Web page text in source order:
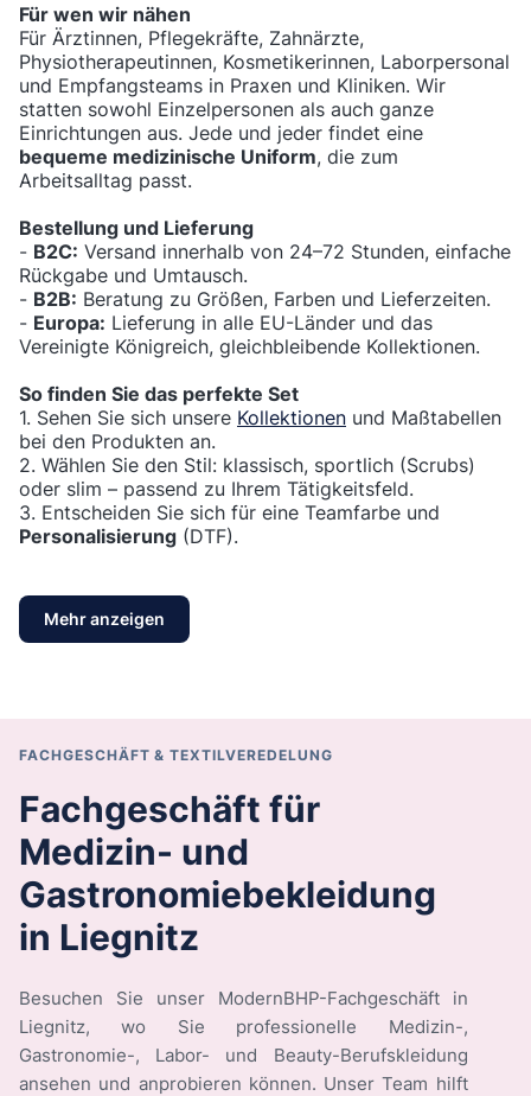
Für wen wir nähen
Für Ärztinnen, Pflegekräfte, Zahnärzte,
Physiotherapeutinnen, Kosmetikerinnen, Laborpersonal
und Empfangsteams in Praxen und Kliniken. Wir
statten sowohl Einzelpersonen als auch ganze
Einrichtungen aus. Jede und jeder findet eine
bequeme medizinische Uniform, die zum
Arbeitsalltag passt.
Bestellung und Lieferung
- B2C: Versand innerhalb von 24–72 Stunden, einfache
Rückgabe und Umtausch.
- B2B: Beratung zu Größen, Farben und Lieferzeiten.
- Europa: Lieferung in alle EU-Länder und das
Vereinigte Königreich, gleichbleibende Kollektionen.
So finden Sie das perfekte Set
1. Sehen Sie sich unsere Kollektionen und Maßtabellen
bei den Produkten an.
2. Wählen Sie den Stil: klassisch, sportlich (Scrubs)
oder slim – passend zu Ihrem Tätigkeitsfeld.
3. Entscheiden Sie sich für eine Teamfarbe und
Personalisierung (DTF).
Mehr anzeigen
FACHGESCHÄFT & TEXTILVEREDELUNG
Fachgeschäft für
Medizin- und
Gastronomiebekleidung
in Liegnitz
Besuchen Sie unser ModernBHP-Fachgeschäft in
Liegnitz, wo Sie professionelle Medizin-,
Gastronomie-, Labor- und Beauty-Berufskleidung
ansehen und anprobieren können. Unser Team hilft